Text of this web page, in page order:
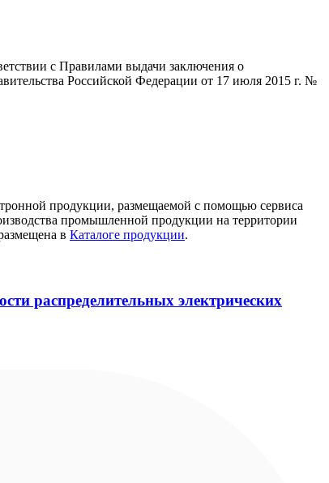
с Правилами выдачи заключения о
Российской Федерации от 17 июля 2015 г. №
продукции, размещаемой с помощью сервиса
промышленной продукции на территории
в Каталоге продукции.
распределительных электрических